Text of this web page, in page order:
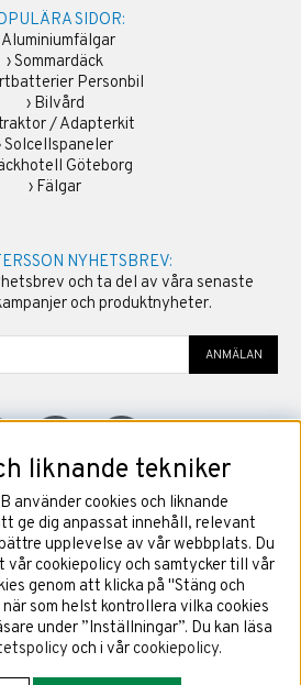
SIDOR:
Aluminiumfälgar
›Sommardäck
Personbil
› Bilvård
/ Adapterkit
Solcellspaneler
Göteborg
› Fälgar
NYHETSBREV:
och ta del av våra senaste
och produktnyheter.
ANMÄLAN
TH Pettersson AB
liknande tekniker
använder cookies och liknande
ge dig anpassat innehåll, relevant
upplevelse av vår webbplats. Du
cookiepolicy och samtycker till vår
genom att klicka på "Stäng och
som helst kontrollera vilka cookies
under ”Inställningar”. Du kan läsa
och i vår cookiepolicy.